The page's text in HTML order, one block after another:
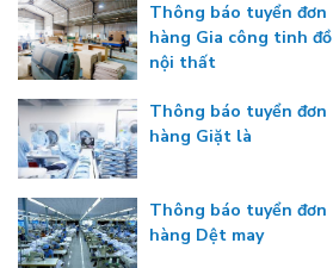
Thông báo tuyển đơn
hàng Gia công tinh đồ
nội thất
Thông báo tuyển đơn
hàng Giặt là
Thông báo tuyển đơn
hàng Dệt may